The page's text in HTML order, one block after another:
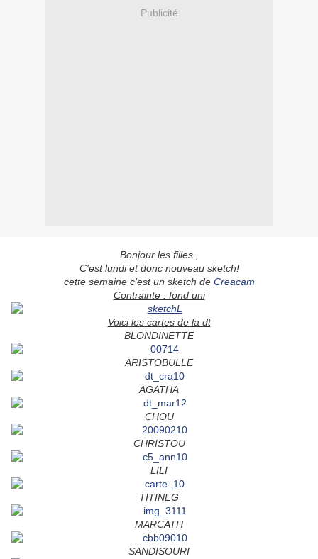
Publicité
Bonjour les filles ,
C'est lundi et donc nouveau sketch!
cette semaine c'est un sketch de Creacam
Contrainte : fond uni
Voici les cartes de la dt
BLONDINETTE
ARISTOBULLE
AGATHA
CHOU
CHRISTOU
LILI
TITINEG
MARCATH
SANDISOURI